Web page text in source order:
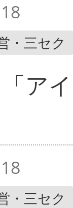
・三セク
アイ
・三セク